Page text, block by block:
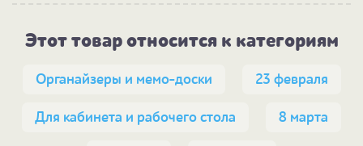
Этот товар относится к категориям
Органайзеры и мемо-доски 23 февраля
Для кабинета и рабочего стола 8 марта